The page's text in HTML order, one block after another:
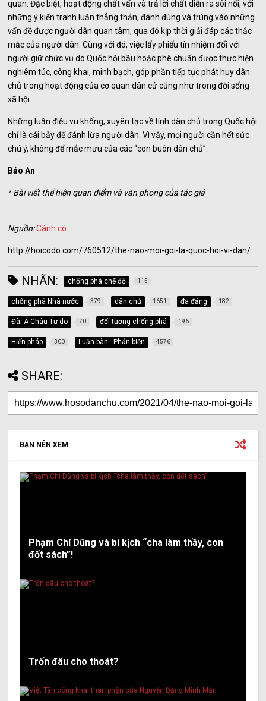
quan. Đặc biệt, hoạt động chất vấn và trả lời chất diễn ra sôi nổi, với
những ý kiến tranh luận thẳng thắn, đánh đúng và trúng vào những
vấn đề được người dân quan tâm, qua đó kịp thời giải đáp các thắc
mắc của người dân. Cùng với đó, việc lấy phiếu tín nhiệm đối với
người giữ chức vụ do Quốc hội bầu hoặc phê chuẩn được thực hiện
nghiêm túc, công khai, minh bạch, góp phần tiếp tục phát huy dân
chủ trong hoạt động của cơ quan dân cử cũng như trong đời sống
xã hội.
Những luận điệu vu khống, xuyên tạc về tính dân chủ trong Quốc hội
chỉ là cái bẫy để đánh lừa người dân. Vì vậy, mọi người cần hết sức
chú ý, không để mắc mưu của các “con buôn dân chủ”.
Bảo An
* Bài viết thể hiện quan điểm và văn phong của tác giả
Nguồn:Cánh cò
http://hoicodo.com/760512/the-nao-moi-goi-la-quoc-hoi-vi-dan/
NHÃN: chống phá chế độ 115
chống phá Nhà nước 379 dân chủ 1651 đa đảng 182
Đài Á Châu Tự do 70 đối tượng chống phá 196
Hiến pháp 300 Luận bàn - Phản biện 4576
SHARE:
BẠN NÊN XEM
Phạm Chí Dũng và bi kịch “cha làm thầy, con
đốt sách”!
Trốn đâu cho thoát?